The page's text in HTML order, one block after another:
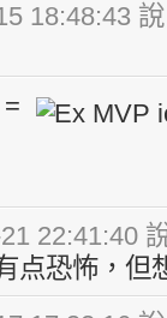
18:48:43 說
=
22:41:40
点恐怖，但